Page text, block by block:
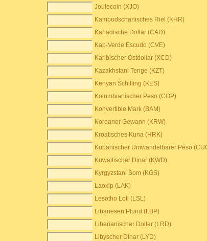
Joulecoin (XJO)
Kambodschanisches Riel (KHR)
Kanadische Dollar (CAD)
Kap-Verde Escudo (CVE)
Karibischer Ostdollar (XCD)
Kazakhstani Tenge (KZT)
Kenyan Schilling (KES)
Kolumbianischer Peso (COP)
Konvertible Mark (BAM)
Koreaner Gewann (KRW)
Kroatisches Kuna (HRK)
Kubanischer Umwandelbarer Peso
Kuwaitischer Dinar (KWD)
Kyrgyzstani Som (KGS)
Laokip (LAK)
Lesotho Loti (LSL)
Libanesen Pfund (LBP)
Liberianischer Dollar (LRD)
Libyscher Dinar (LYD)